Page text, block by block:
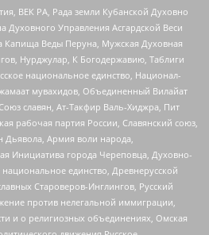
ВЕК РА, Рада земли Кубанской Духовно
Управления Асгардской Веси
Капища Веды Перуна, Мужская Духовная
Нурджулар, К Богодержавию, Таблиги
национальное единство, Национал-
мувахидов, Объединенный Вилайат
славян, Ат-Такфир Валь-Хиджра, Пит
рабочая партия России, Славянский союз,
Армия воли народа,
Инициатива города Череповца, Духовно-
единство, Древнерусской
Староверов-Инглингов, Русский
против нелегальной иммиграции,
и о религиозных объединениях, Омская